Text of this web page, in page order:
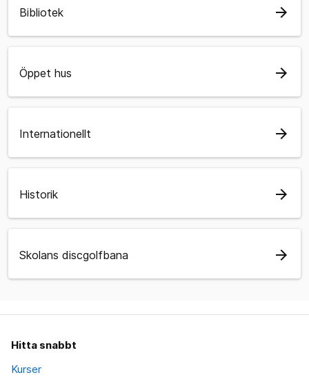
Bibliotek arrow_forward
Öppet hus arrow_forward
Internationellt arrow_forward
Historik arrow_forward
Skolans discgolfbana arrow_forward
Hitta snabbt
Kurser